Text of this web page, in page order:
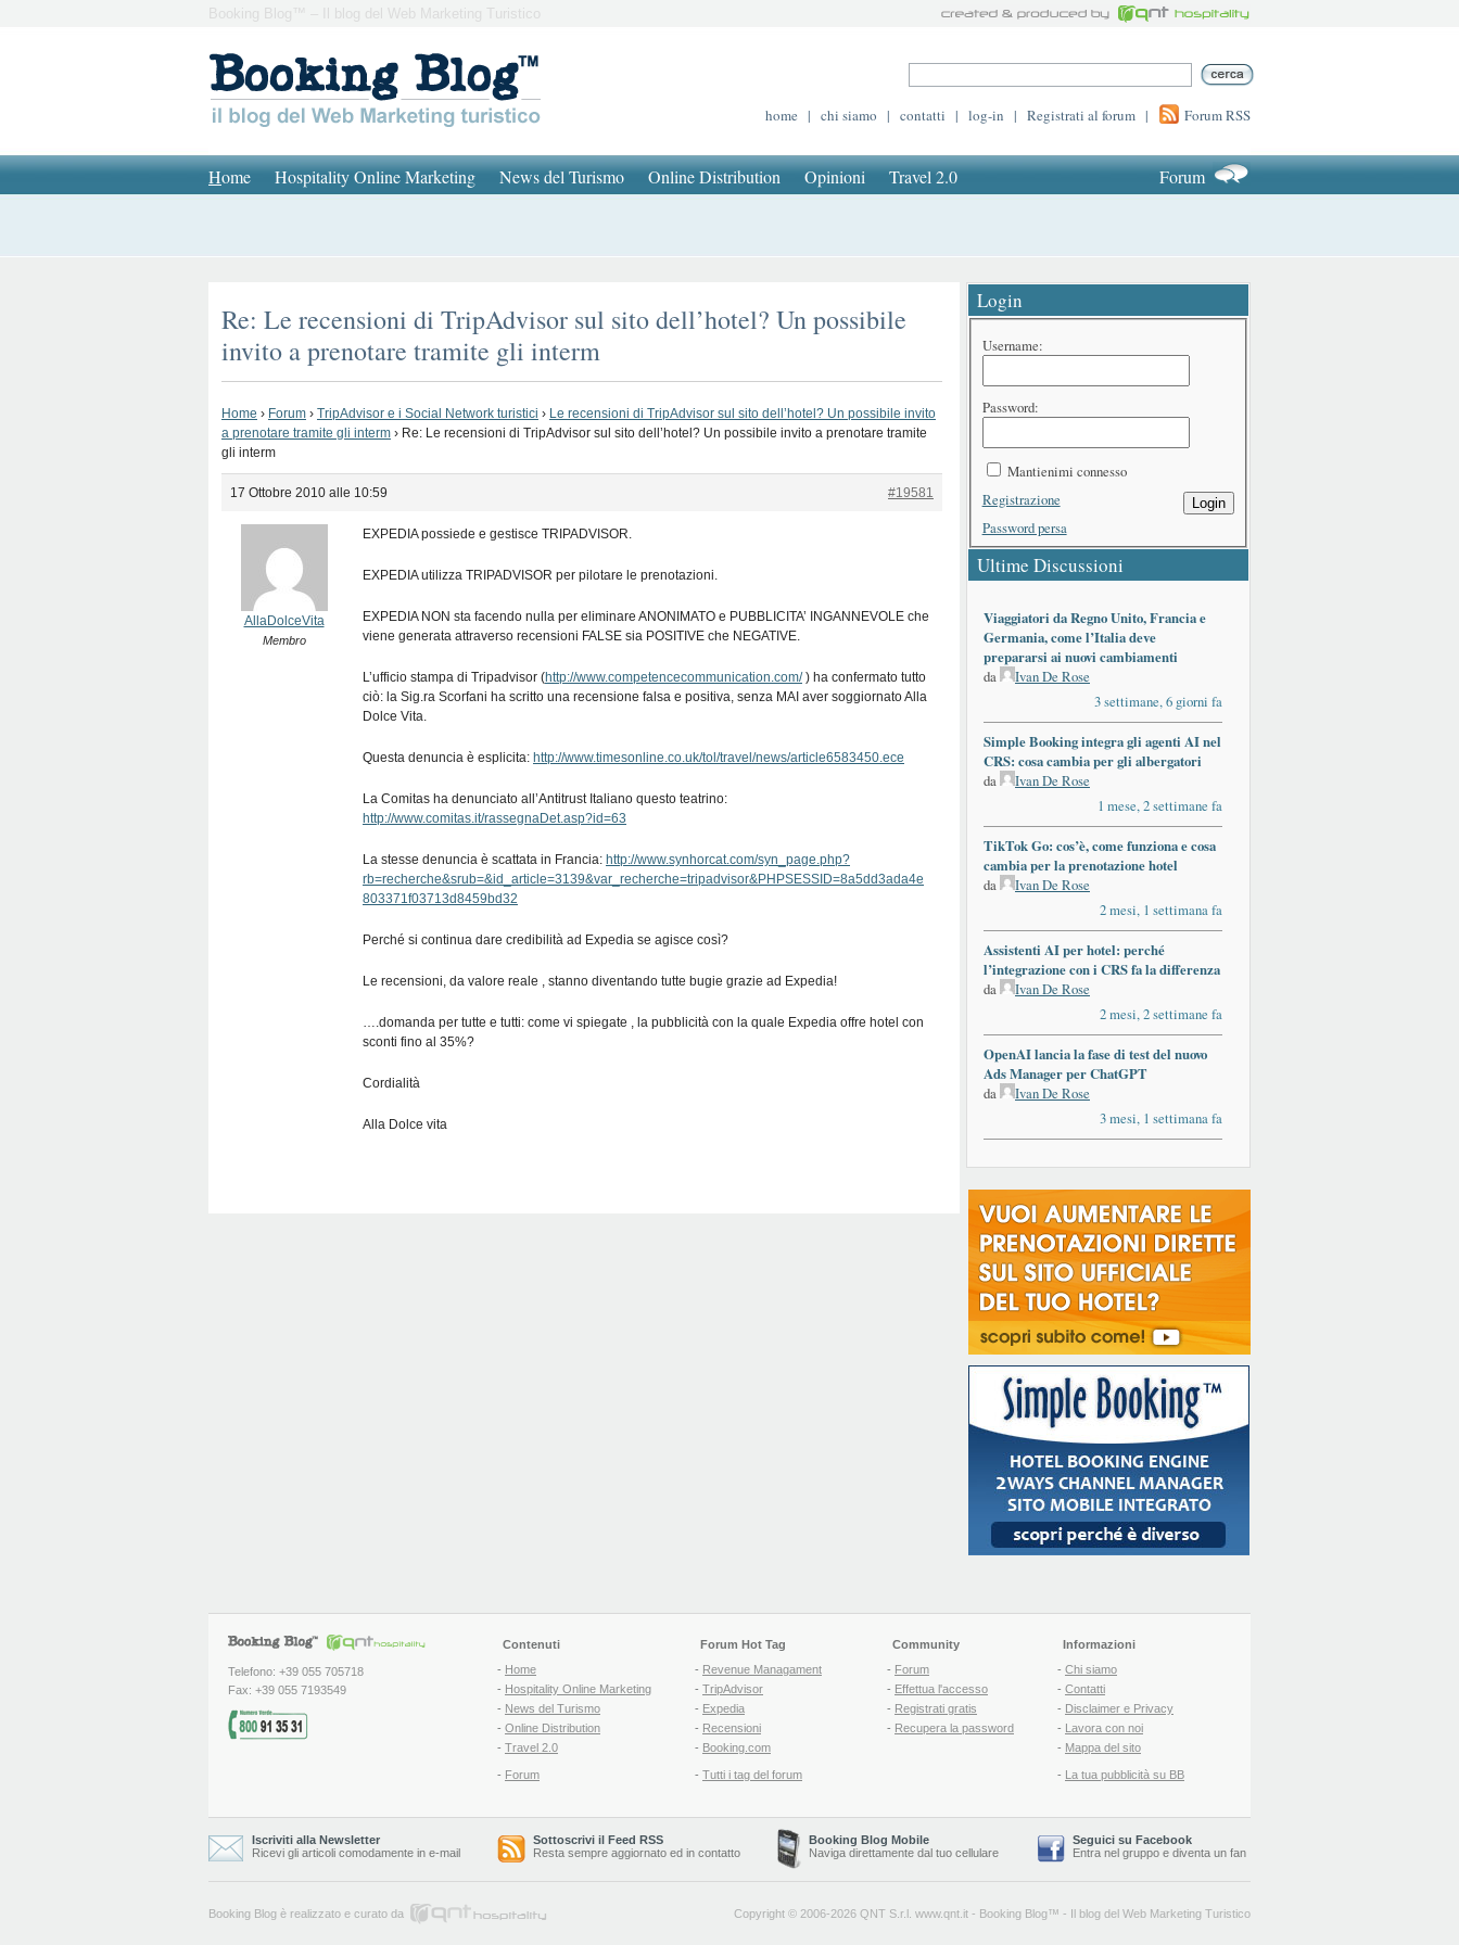
Booking Blog™ – Il blog del Web Marketing Turistico
home | chi siamo | contatti | log-in | Registrati al forum | Forum RSS
Home Hospitality Online Marketing News del Turismo Online Distribution Opinioni Travel 2.0 Forum
Re: Le recensioni di TripAdvisor sul sito dell’hotel? Un possibile
invito a prenotare tramite gli interm
Home › Forum › TripAdvisor e i Social Network turistici › Le recensioni di TripAdvisor sul sito dell’hotel? Un possibile invito
a prenotare tramite gli interm › Re: Le recensioni di TripAdvisor sul sito dell’hotel? Un possibile invito a prenotare tramite
gli interm
17 Ottobre 2010 alle 10:59 #19581
AllaDolceVita
Membro
EXPEDIA possiede e gestisce TRIPADVISOR.
EXPEDIA utilizza TRIPADVISOR per pilotare le prenotazioni.
EXPEDIA NON sta facendo nulla per eliminare ANONIMATO e PUBBLICITA’ INGANNEVOLE che
viene generata attraverso recensioni FALSE sia POSITIVE che NEGATIVE.
L’ufficio stampa di Tripadvisor (http://www.competencecommunication.com/) ha confermato tutto
ciò: la Sig.ra Scorfani ha scritto una recensione falsa e positiva, senza MAI aver soggiornato Alla
Dolce Vita.
Questa denuncia è esplicita: http://www.timesonline.co.uk/tol/travel/news/article6583450.ece
La Comitas ha denunciato all’Antitrust Italiano questo teatrino:
http://www.comitas.it/rassegnaDet.asp?id=63
La stesse denuncia è scattata in Francia: http://www.synhorcat.com/syn_page.php?
rb=recherche&srub=&id_article=3139&var_recherche=tripadvisor&PHPSESSID=8a5dd3ada4e
803371f03713d8459bd32
Perché si continua dare credibilità ad Expedia se agisce così?
Le recensioni, da valore reale , stanno diventando tutte bugie grazie ad Expedia!
….domanda per tutte e tutti: come vi spiegate , la pubblicità con la quale Expedia offre hotel con
sconti fino al 35%?
Cordialità
Alla Dolce vita
Login
Username:
Password:
Mantienimi connesso
Login
Registrazione
Password persa
Ultime Discussioni
Viaggiatori da Regno Unito, Francia e
Germania, come l’Italia deve
prepararsi ai nuovi cambiamenti
da
Ivan De Rose
3 settimane, 6 giorni fa
Simple Booking integra gli agenti AI nel
CRS: cosa cambia per gli albergatori
da
Ivan De Rose
1 mese, 2 settimane fa
TikTok Go: cos’è, come funziona e cosa
cambia per la prenotazione hotel
da
Ivan De Rose
2 mesi, 1 settimana fa
Assistenti AI per hotel: perché
l’integrazione con i CRS fa la differenza
da
Ivan De Rose
2 mesi, 2 settimane fa
OpenAI lancia la fase di test del nuovo
Ads Manager per ChatGPT
da
Ivan De Rose
3 mesi, 1 settimana fa
Telefono: +39 055 705718
Fax: +39 055 7193549
Contenuti
- Home
- Hospitality Online Marketing
- News del Turismo
- Online Distribution
- Travel 2.0
- Forum
Forum Hot Tag
- Revenue Managament
- TripAdvisor
- Expedia
- Recensioni
- Booking.com
- Tutti i tag del forum
Community
- Forum
- Effettua l'accesso
- Registrati gratis
- Recupera la password
Informazioni
- Chi siamo
- Contatti
- Disclaimer e Privacy
- Lavora con noi
- Mappa del sito
- La tua pubblicità su BB
Iscriviti alla Newsletter
Ricevi gli articoli comodamente in e-mail
Sottoscrivi il Feed RSS
Resta sempre aggiornato ed in contatto
Booking Blog Mobile
Naviga direttamente dal tuo cellulare
Seguici su Facebook
Entra nel gruppo e diventa un fan
Booking Blog è realizzato e curato da Copyright © 2006-2026 QNT S.r.l. www.qnt.it - Booking Blog™ - Il blog del Web Marketing Turistico